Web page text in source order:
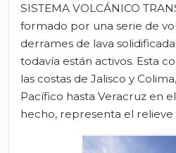
SISTEMA VOLCÁNICO
formado por una serie de
derrames de lava
todavía están activos. Esta
las costas de Jalisco y
Pacífico hasta Veracruz en
hecho, representa el relieve